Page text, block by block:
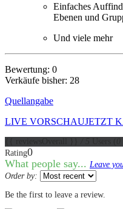
Einfaches
Ebenen und
Und viele mehr
Bewertung: 0
Verkäufe bisher: 28
Quellangabe
LIVE VORSCHAUJETZT
Rating0
What people say... Leave
Order by:
Be the first to leave a review.